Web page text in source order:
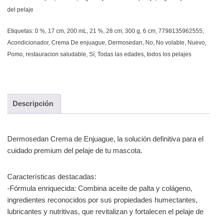
del pelaje
Etiquetas: 0 %, 17 cm, 200 mL, 21 %, 28 cm, 300 g, 6 cm, 7798135962555,
Acondicionador, Crema De enjuague, Dermosedan, No, No volable, Nuevo,
Pomo, restauracion saludable, Sí, Todas las edades, todos los pelajes
Descripción
Dermosedan Crema de Enjuague, la solución definitiva para el
cuidado premium del pelaje de tu mascota.
Características destacadas:
-Fórmula enriquecida: Combina aceite de palta y colágeno,
ingredientes reconocidos por sus propiedades humectantes,
lubricantes y nutritivas, que revitalizan y fortalecen el pelaje de